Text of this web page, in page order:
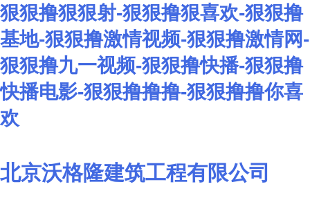
狠狠撸狠狠射-狠狠撸狠喜欢-狠狠撸
基地-狠狠撸激情视频-狠狠撸激情网-
狠狠撸九一视频-狠狠撸快播-狠狠撸
快播电影-狠狠撸撸撸-狠狠撸撸你喜
欢
北京沃格隆建筑工程有限公司